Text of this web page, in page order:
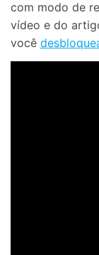
com modo de
vídeo e do
você